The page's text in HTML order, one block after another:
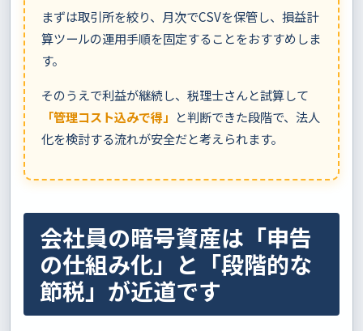
まずは取引所を絞り、月次でCSVを保管し、損益計
算ツールの運用手順を固定することをおすすめしま
す。
そのうえで利益が継続し、税理士さんと試算して
「管理コスト込みで得」 と判断できた段階で、法人
化を検討する流れが安全だと考えられます。
会社員の暗号資産は「申告
の仕組み化」と「段階的な
節税」が近道です